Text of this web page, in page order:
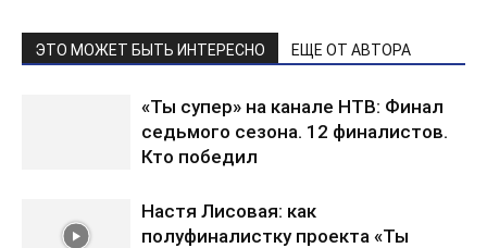
ЭТО МОЖЕТ БЫТЬ ИНТЕРЕСНО ЕЩЕ ОТ АВТОРА
«Ты супер» на канале НТВ: Финал
седьмого сезона. 12 финалистов.
Кто победил
Настя Лисовая: как
полуфиналистку проекта «Ты